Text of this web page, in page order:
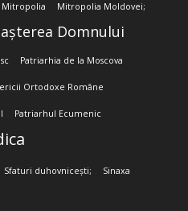
Mitropolia Mitropolia Moldovei;
Domnului
Patriarhia de la Moscova
Ortodoxe Române
Patriarhul Ecumenic
Sfaturi duhovnicești; Sinaxa